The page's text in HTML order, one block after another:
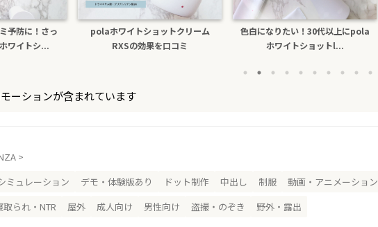
トクリーム
口コミ
色白になりたい！30代以上にpola
ホワイトショットl...
【比較】プロテクショントーンアッ
プローズとパールホワイ...
ーションが含まれています
>
ミュレーション デモ・体験版あり ドット制作 中出し 制服 動画・アニメーション
られ・NTR
屋外 成人向け 男性向け 盗撮・のぞき 野外・露出